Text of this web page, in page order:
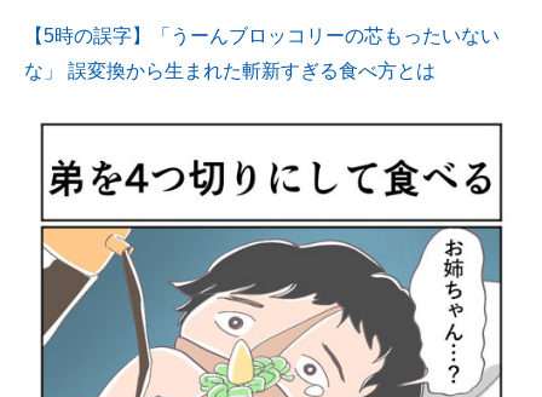
【5時の誤字】「うーんブロッコリーの芯もったいない
な」 誤変換から生まれた斬新すぎる食べ方とは